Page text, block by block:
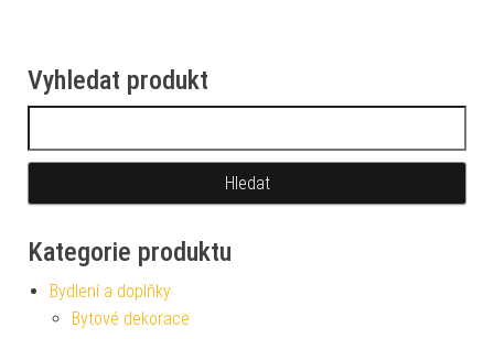
Vyhledat produkt
Kategorie produktu
Bydlení a doplňky
Bytové dekorace